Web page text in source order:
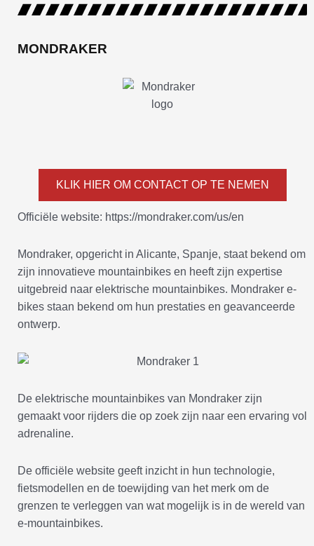
MONDRAKER
KLIK HIER OM CONTACT OP TE NEMEN
Officiële website: https://mondraker.com/us/en
Mondraker, opgericht in Alicante, Spanje, staat bekend om
zijn innovatieve mountainbikes en heeft zijn expertise
uitgebreid naar elektrische mountainbikes. Mondraker e-
bikes staan bekend om hun prestaties en geavanceerde
ontwerp.
De elektrische mountainbikes van Mondraker zijn
gemaakt voor rijders die op zoek zijn naar een ervaring vol
adrenaline.
De officiële website geeft inzicht in hun technologie,
fietsmodellen en de toewijding van het merk om de
grenzen te verleggen van wat mogelijk is in de wereld van
e-mountainbikes.